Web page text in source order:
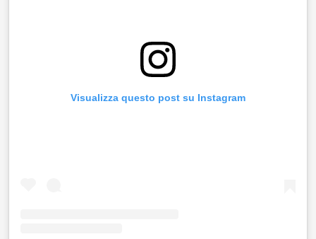
Visualizza questo post su Instagram